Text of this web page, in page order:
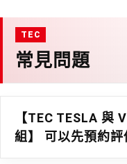
常見問題
【TEC TESLA 與
組】 可以先預約評